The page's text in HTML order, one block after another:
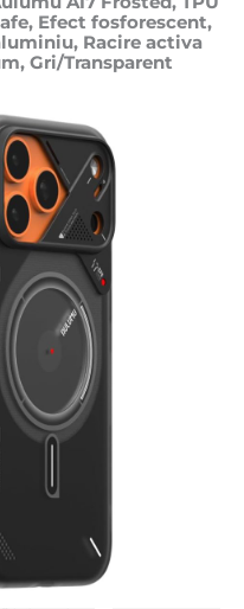
Efect fosforescent,
Racire activa
Gri/Transparent